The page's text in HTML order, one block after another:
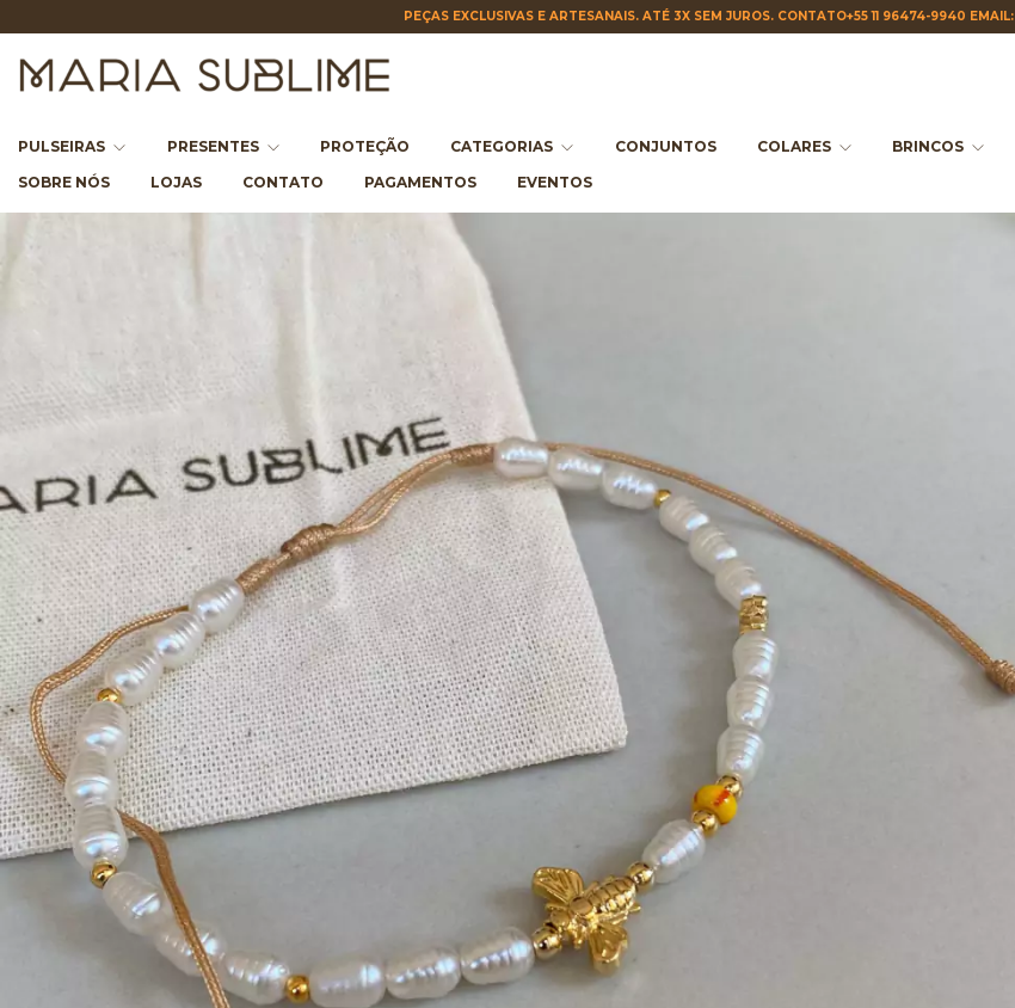
PEÇAS EXCLUSIVAS E ARTESANAIS. ATÉ 3X SEM JUROS. CONTATO+55 11 96474-9940 EMAIL:
PULSEIRAS PRESENTES PROTEÇÃO CATEGORIAS CONJUNTOS COLARES BRINCOS
SOBRE NÓS
LOJAS CONTATO PAGAMENTOS EVENTOS